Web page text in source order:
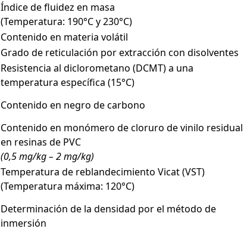
Índice de fluidez en masa
(Temperatura: 190°C y 230°C)
Contenido en materia volátil
Grado de reticulación por extracción con disolventes
Resistencia al diclorometano (DCMT) a una
temperatura específica (15°C)
Contenido en negro de carbono
Contenido en monómero de cloruro de vinilo residual
en resinas de PVC
(0,5 mg/kg – 2 mg/kg)
Temperatura de reblandecimiento Vicat (VST)
(Temperatura máxima: 120°C)
Determinación de la densidad por el método de
inmersión